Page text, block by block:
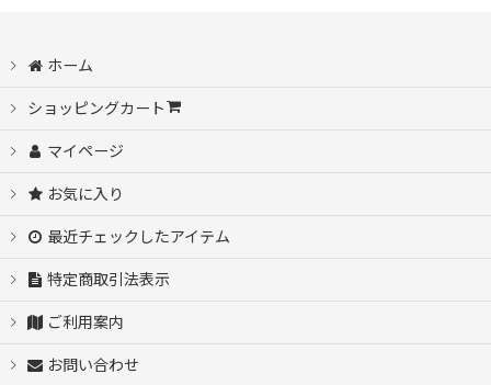
ホーム
ショッピングカート
マイページ
お気に入り
最近チェックしたアイテム
特定商取引法表示
ご利用案内
お問い合わせ